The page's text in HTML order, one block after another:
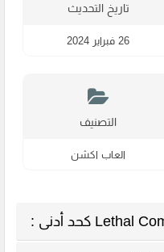
تاريخ التحديث
26 فبراير 2024
التصنيف
العاب اكشن